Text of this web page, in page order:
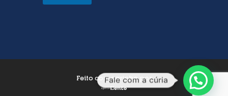
Feito com carinho por
Fale com a cúria